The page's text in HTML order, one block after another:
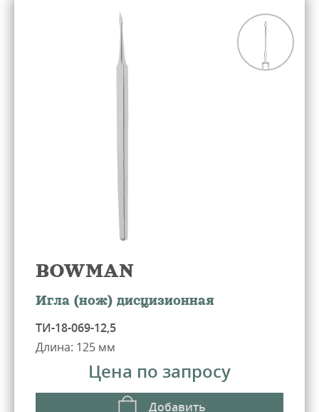
Документы
Контакты
BOWMAN
Игла (нож) дисцизионная
ТИ-18-069-12,5
Длина: 125 мм
Цена по запросу
Добавить